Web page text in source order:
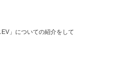
」についての紹介をして